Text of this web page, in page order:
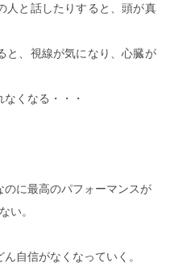
と話したりすると、頭が真
、視線が気になり、心臓が
くなる・・・
のに最高のパフォーマンスが
い。
自信がなくなっていく。